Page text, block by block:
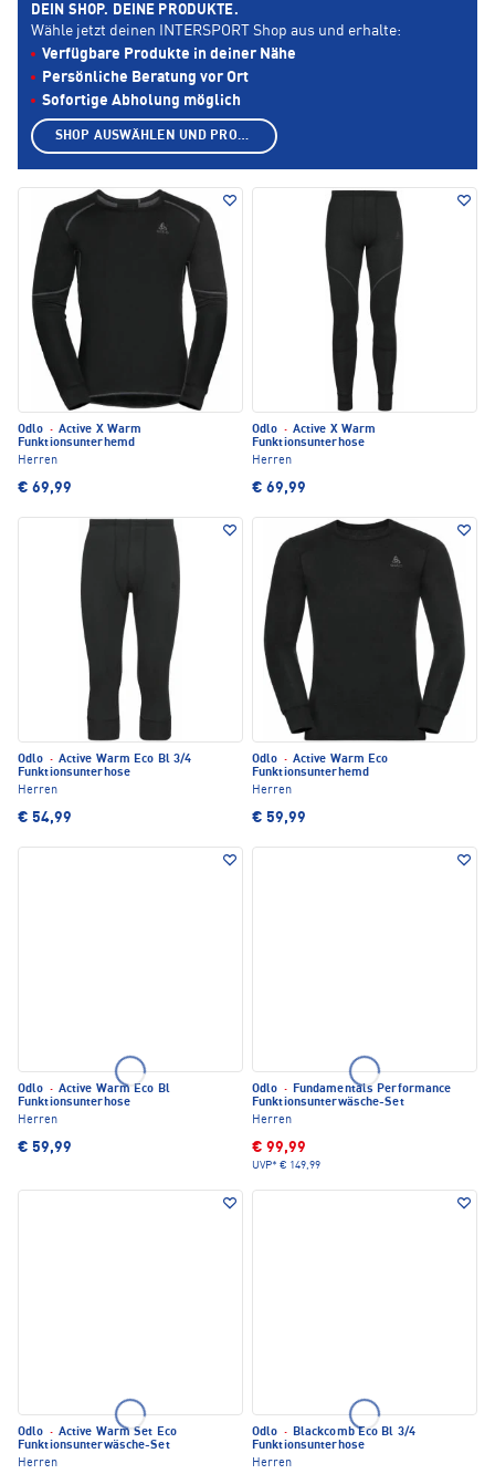
Odlo · Active X Warm
Funktionsunterhemd
Herren
€ 69,99
Odlo · Active X Warm
Funktionsunterhose
Herren
€ 69,99
Odlo · Active Warm Eco Bl 3/4
Funktionsunterhose
Herren
€ 54,99
Odlo · Active Warm Eco
Funktionsunterhemd
Herren
€ 59,99
Odlo · Active Warm Eco Bl
Funktionsunterhose
Herren
€ 59,99
Odlo · Fundamentals Performance
Funktionsunterwäsche-Set
Herren
€ 99,99
UVP* € 149,99
Odlo · Active Warm Set Eco
Funktionsunterwäsche-Set
Herren
Odlo · Blackcomb Eco Bl 3/4
Funktionsunterhose
Herren
DEIN SHOP. DEINE PRODUKTE.
Wähle jetzt deinen INTERSPORT Shop aus und erhalte:
Verfügbare Produkte in deiner Nähe
Persönliche Beratung vor Ort
Sofortige Abholung möglich
SHOP AUSWÄHLEN UND PRODUKTE ANZEIGEN